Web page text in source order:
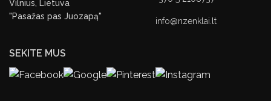
Vilnius, Lietuva
"Pasažas pas Juozapą"
info@nzenklai.lt
SEKITE MUS